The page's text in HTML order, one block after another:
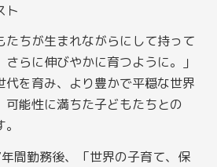
ト
たちが生まれながらにして持って
らに伸びやかに育つように。」
代を育み、より豊かで平穏な世界
可能性に満ちた子どもたちとの
間勤務後、「世界の子育て、保